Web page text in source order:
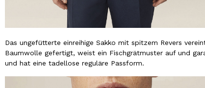
Das ungefütterte einreihige Sakko mit spitzem Revers
Baumwolle gefertigt, weist ein Fischgrätmuster auf und
und hat eine tadellose reguläre Passform.